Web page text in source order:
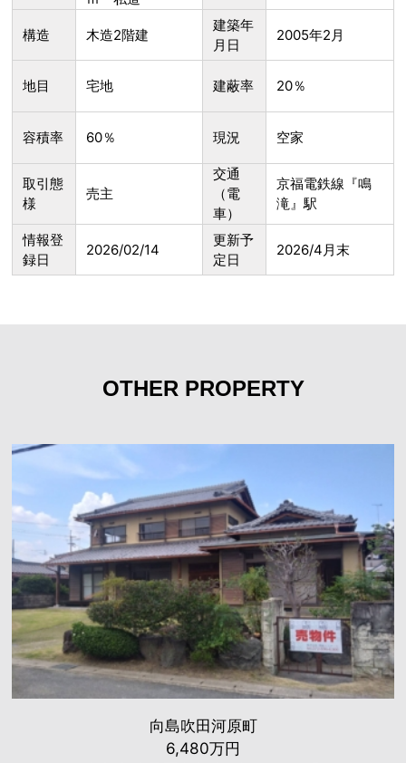
構造 木造2階建
建築年
月日
2005年2月
地目 宅地 建蔽率 20％
容積率 60％ 現況 空家
取引態
様
売主
交通
（電
車）
京福電鉄線『鳴
滝』駅
情報登
録日
2026/02/14
更新予
定日
2026/4月末
OTHER PROPERTY
向島吹田河原町
6,480万円